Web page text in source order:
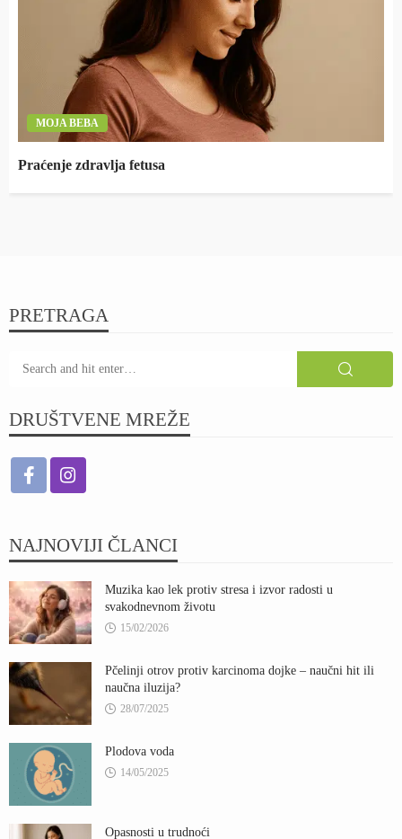
MOJA BEBA
Praćenje zdravlja fetusa
PRETRAGA
DRUŠTVENE MREŽE
NAJNOVIJI ČLANCI
Muzika kao lek protiv stresa i izvor radosti u
svakodnevnom životu
15/02/2026
Pčelinji otrov protiv karcinoma dojke – naučni hit ili
naučna iluzija?
28/07/2025
Plodova voda
14/05/2025
Opasnosti u trudnoći